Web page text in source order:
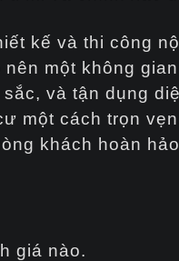
kế và thi công
một không
và tận dụng
một cách trọn
khách hoàn
giá nào.